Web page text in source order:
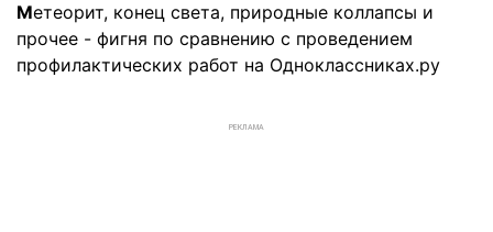
Метеорит, конец света, природные коллапсы и
прочее - фигня по сравнению с проведением
профилактических работ на Одноклассниках.ру
РЕКЛАМА